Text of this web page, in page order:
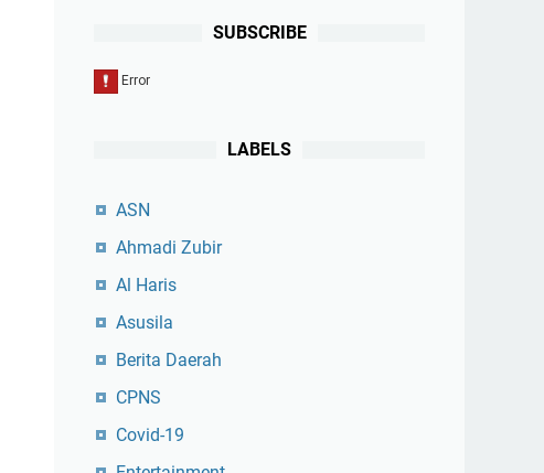
SUBSCRIBE
LABELS
ASN
Ahmadi Zubir
Al Haris
Asusila
Berita Daerah
CPNS
Covid-19